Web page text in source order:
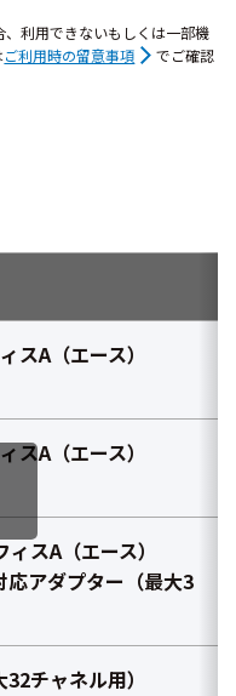
利用できないもしくは一部機
ご利用時の留意事項
でご確認
スA（エース）
スA（エース）
スA（エース）
応アダプター（最大3
チャネル用）